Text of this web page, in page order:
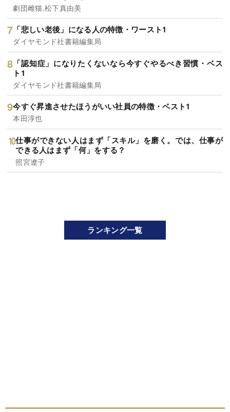
劇団雌猫,松下真由美
「悲しい老後」になる人の特徴・ワースト1
ダイヤモンド社書籍編集局
「認知症」になりたくないなら今すぐやるべき習慣・ベス
ト1
ダイヤモンド社書籍編集局
今すぐ昇進させたほうがいい社員の特徴・ベスト1
本田淳也
仕事ができない人はまず「スキル」を磨く。では、仕事が
できる人はまず「何」をする？
照宮遼子
ランキング一覧